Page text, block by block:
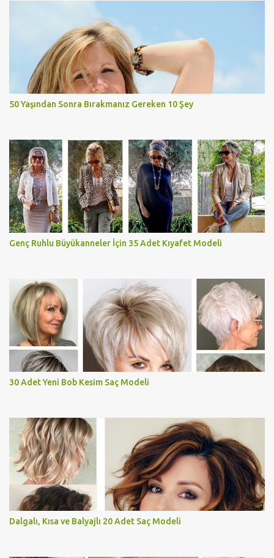
50 Yaşından Sonra Bırakmanız Gereken 10 Şey
Genç Ruhlu Büyükanneler İçin 35 Adet Kıyafet Modeli
30 Adet Yeni Bob Kesim Saç Modeli
Dalgalı, Kısa ve Balyajlı 20 Adet Saç Modeli